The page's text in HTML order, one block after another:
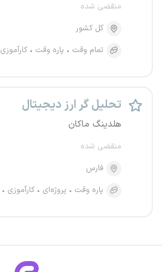
منقضی شده
کل کشور
تمام وقت
پاره وقت کارآموزی
تحلیل گر ارز دیجیتال
هلدینگ ماکان
منقضی شده
فارس
پاره وقت
پروژه‌ای کارآموزی